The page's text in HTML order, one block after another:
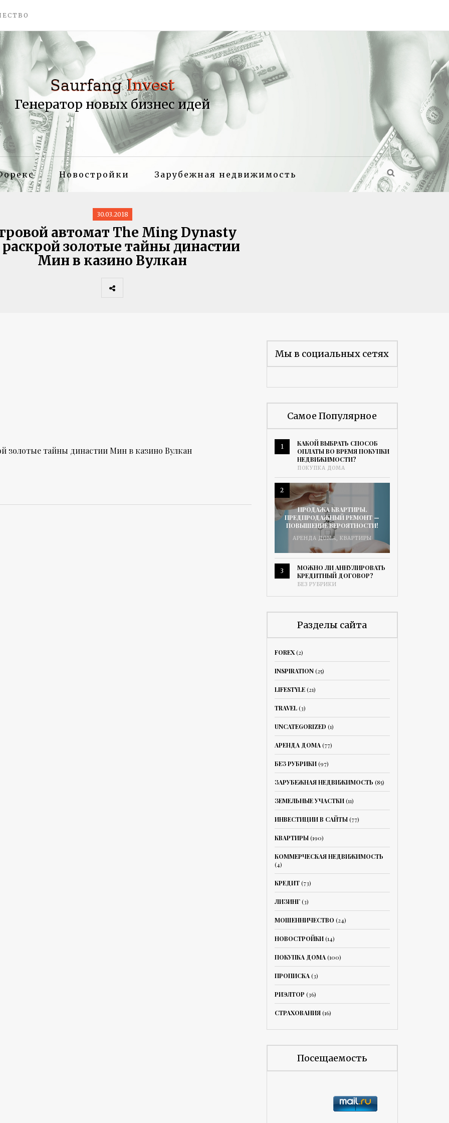
Генератор новых бизнес идей
Новостройки Зарубежная недвижимость
30.03.2018
автомат The Ming Dynasty
золотые тайны династии
Мин в казино Вулкан
золотые тайны династии Мин в казино Вулкан
Мы в социальных сетях
Самое Популярное
1
КАКОЙ ВЫБРАТЬ СПОСОБ
ОПЛАТЫ ВО ВРЕМЯ ПОКУПКИ
НЕДВИЖИМОСТИ?
ПОКУПКА ДОМА
2
ПРОДАЖА КВАРТИРЫ.
ПРЕДПРОДАЖНЫЙ РЕМОНТ —
ПОВЫШЕНИЕ ВЕРОЯТНОСТИ!
АРЕНДА ДОМА, КВАРТИРЫ
3
МОЖНО ЛИ АННУЛИРОВАТЬ
КРЕДИТНЫЙ ДОГОВОР?
БЕЗ РУБРИКИ
Разделы сайта
FOREX(2)
INSPIRATION(25)
LIFESTYLE(21)
TRAVEL(3)
UNCATEGORIZED (1)
АРЕНДА ДОМА(77)
БЕЗ РУБРИКИ(97)
ЗАРУБЕЖНАЯ НЕДВИЖИМОСТЬ (85)
ЗЕМЕЛЬНЫЕ УЧАСТКИ(11)
ИНВЕСТИЦИИ В САЙТЫ(77)
КВАРТИРЫ(190)
КОММЕРЧЕСКАЯ НЕДВИЖИМОСТЬ
(4)
КРЕДИТ(73)
ЛИЗИНГ(3)
МОШЕННИЧЕСТВО (24)
НОВОСТРОЙКИ(14)
ПОКУПКА ДОМА(100)
ПРОПИСКА(3)
РИЭЛТОР (36)
СТРАХОВАНИЯ(16)
Посещаемость